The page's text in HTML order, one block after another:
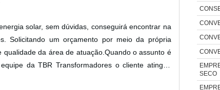
solar, sem dúvidas, conseguirá encontrar na
Solicitando um orçamento por meio da própria
da área de atuação.Quando o assunto é
da TBR Transformadores o cliente atingirá
SECO